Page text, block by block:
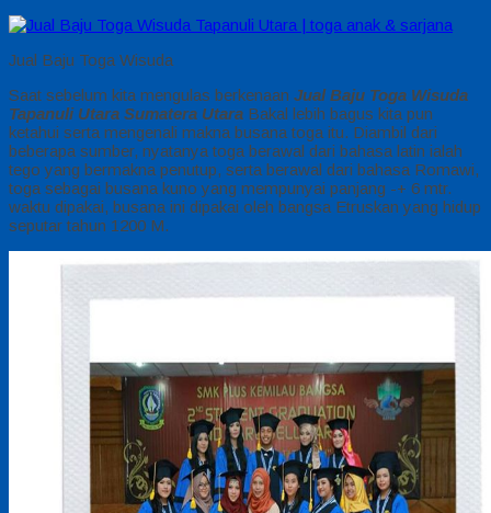
Jual Baju Toga Wisuda
Saat sebelum kita mengulas berkenaan Jual Baju Toga Wisuda
Tapanuli Utara Sumatera Utara Bakal lebih bagus kita pun
ketahui serta mengenali makna busana toga itu. Diambil dari
beberapa sumber, nyatanya toga berawal dari bahasa latin ialah
tego yang bermakna penutup, serta berawal dari bahasa Romawi,
toga sebagai busana kuno yang mempunyai panjang -+ 6 mtr.
waktu dipakai, busana ini dipakai oleh bangsa Etruskan yang hidup
seputar tahun 1200 M.